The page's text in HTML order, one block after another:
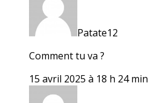
Patate12
Comment tu va ?
15 avril 2025 à 18 h 24 min